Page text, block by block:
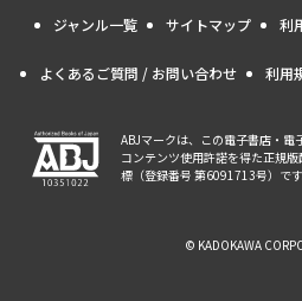
ジャンル一覧 サイトマップ 利
よくあるご質問 / お問い合わせ 利用
ABJマークは、この電子書店・電
コンテンツ使用許諾を得た正規
標（登録番号 第6091713号）です
© KADOKAWA